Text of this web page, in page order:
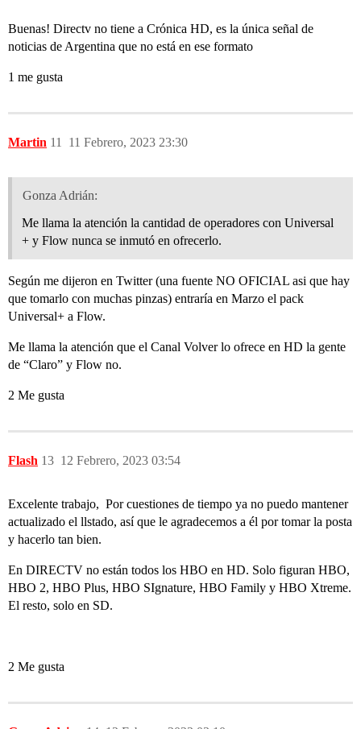
Buenas! Directv no tiene a Crónica HD, es la única señal de
noticias de Argentina que no está en ese formato
1 me gusta
Martin 11 Febrero, 2023 23:30
11
Gonza Adrián:
Me llama la atención la cantidad de operadores con Universal
+ y Flow nunca se inmutó en ofrecerlo.
Según me dijeron en Twitter (una fuente NO OFICIAL asi que hay
que tomarlo con muchas pinzas) entraría en Marzo el pack
Universal+ a Flow.
Me llama la atención que el Canal Volver lo ofrece en HD la gente
de “Claro” y Flow no.
2 Me gusta
Flash 12 Febrero, 2023 03:54
13
Excelente trabajo, Por cuestiones de tiempo ya no puedo mantener
actualizado el llstado, así que le agradecemos a él por tomar la posta
y hacerlo tan bien.
En DIRECTV no están todos los HBO en HD. Solo figuran HBO,
HBO 2, HBO Plus, HBO SIgnature, HBO Family y HBO Xtreme.
El resto, solo en SD.
2 Me gusta